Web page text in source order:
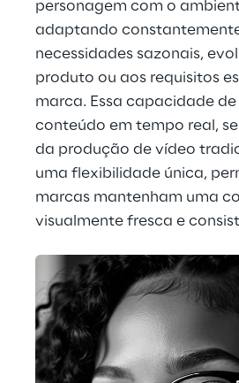
personagem com o
adaptando
necessidades sazonais,
produto ou aos requisitos
marca. Essa capacidade
conteúdo em tempo real,
da produção de vídeo
uma flexibilidade única,
marcas mantenham uma
visualmente fresca e